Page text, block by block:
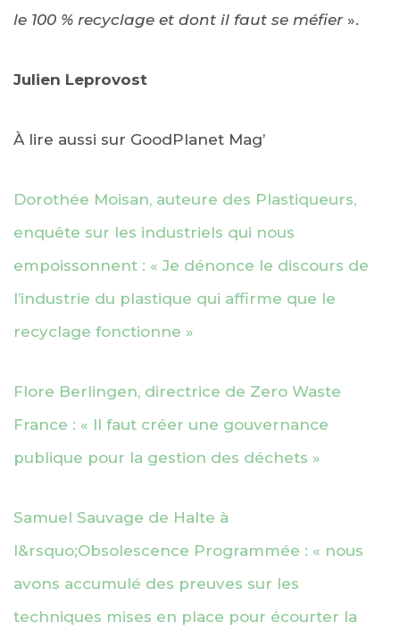
le 100 % recyclage et dont il faut se méfier».
Julien Leprovost
À lire aussi sur GoodPlanet Mag’
Dorothée Moisan, auteure des Plastiqueurs,
enquête sur les industriels qui nous
empoissonnent : « Je dénonce le discours de
l’industrie du plastique qui affirme que le
recyclage fonctionne »
Flore Berlingen, directrice de Zero Waste
France : « Il faut créer une gouvernance
publique pour la gestion des déchets »
Samuel Sauvage de Halte à
l&rsquo;Obsolescence Programmée : « nous
avons accumulé des preuves sur les
techniques mises en place pour écourter la